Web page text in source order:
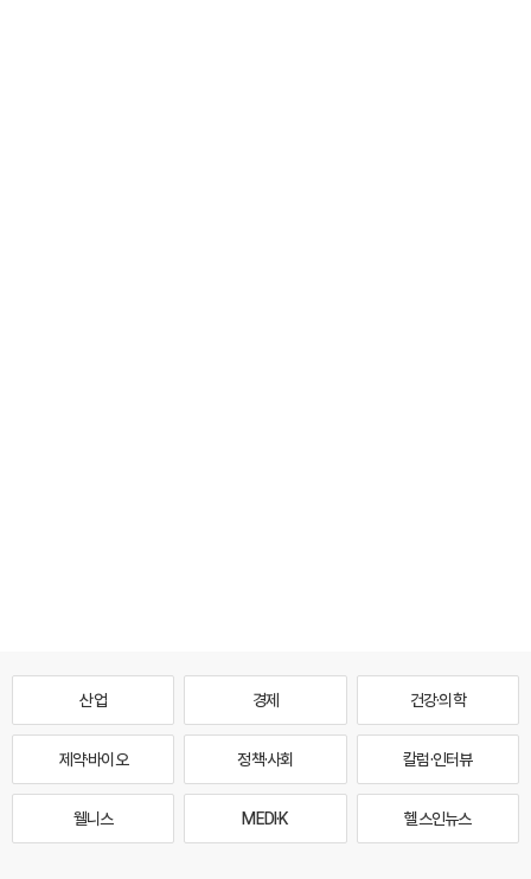
산업 경제 건강·의학
제약·바이오 정책·사회 칼럼·인터뷰
웰니스 MEDI·K 헬스인뉴스